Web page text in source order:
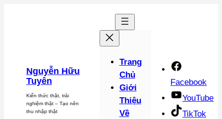
Nguyễn Hữu
Tuyên
Kiến thức thật, trải
nghiệm thật – Tạo nên
thu nhập thật
Trang
Chủ
Giới
Thiệu
Về
Facebook
YouTube
TikTok